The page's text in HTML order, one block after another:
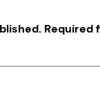
Required